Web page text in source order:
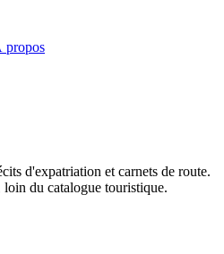
propos
d'expatriation et carnets de route.
du catalogue touristique.